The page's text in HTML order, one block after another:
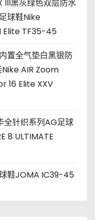
III黑灰绿色双层防水
球鞋Nike
Elite TF35-45
置全气垫白黑银防
AIR Zoom
16 Elite XXV
全针织系列AG足球
8 ULTIMATE
鞋JOMA IC39-45